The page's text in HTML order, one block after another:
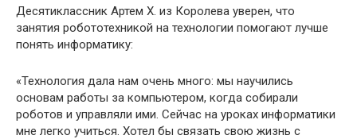
Десятиклассник Артем Х. из Королева уверен, что
занятия робототехникой на технологии помогают лучше
понять информатику:
«Технология дала нам очень много: мы научились
основам работы за компьютером, когда собирали
роботов и управляли ими. Сейчас на уроках информатики
мне легко учиться. Хотел бы связать свою жизнь с